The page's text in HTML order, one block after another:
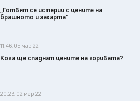
„Готвят се истерии с цените на
брашното и захарта“
11:46, 05 мар 22
Кога ще спаднат цените на горивата?
20:23, 02 мар 22